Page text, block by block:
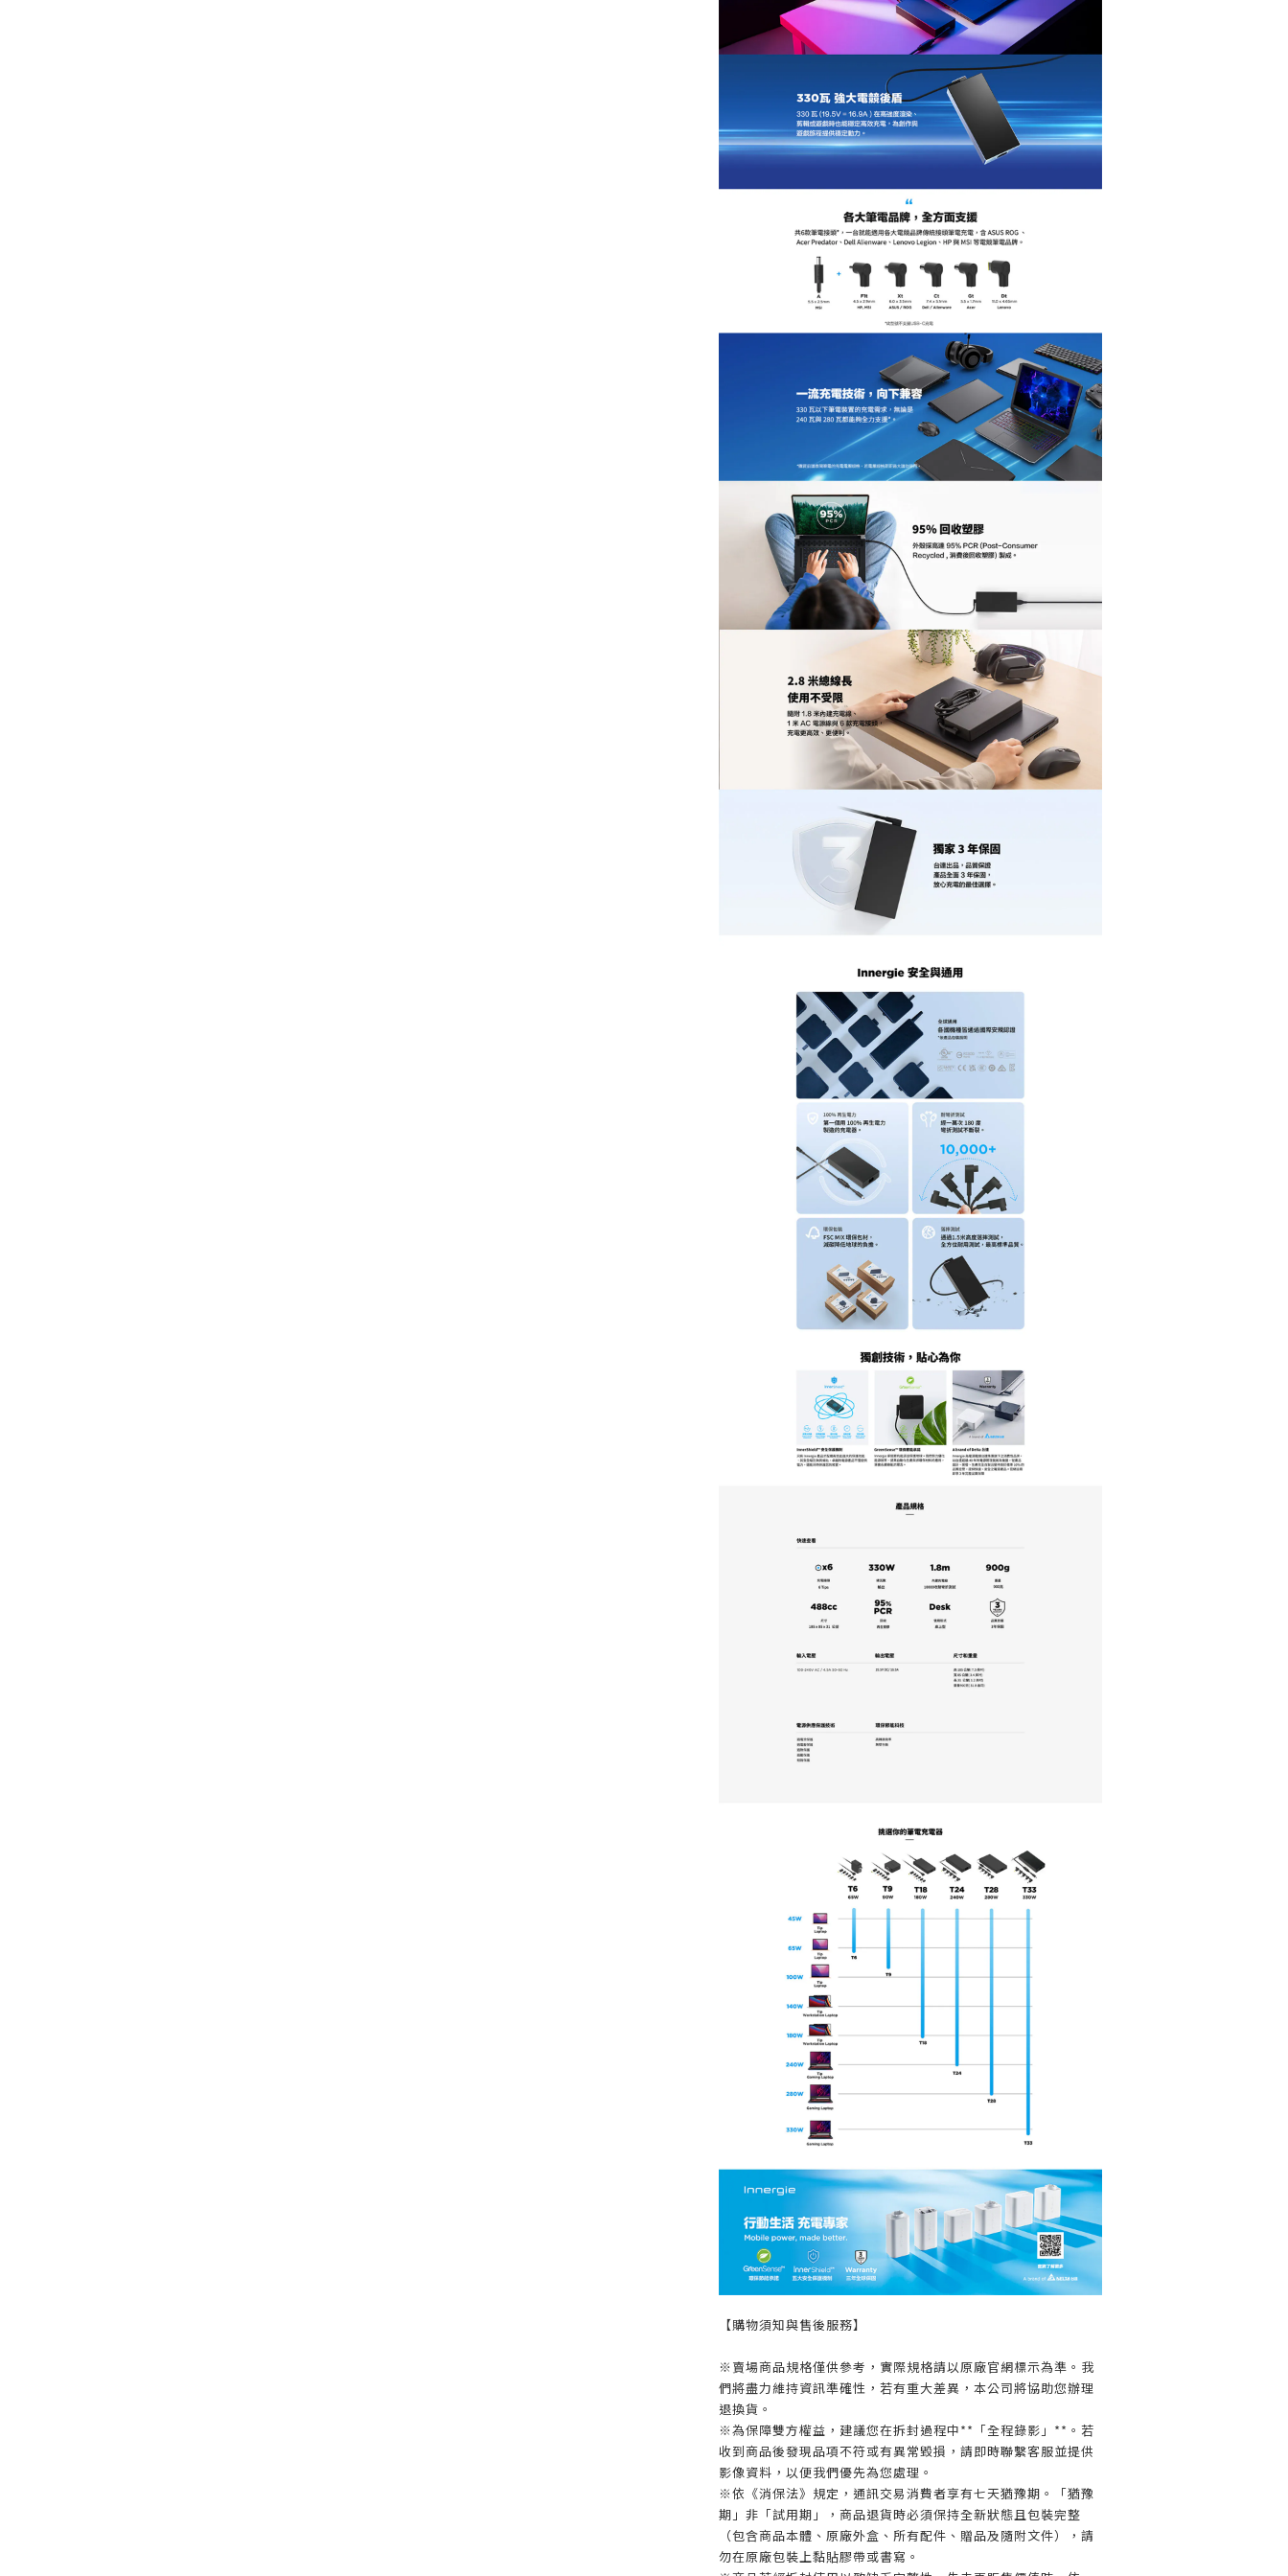
【購物須知與售後服務】
※賣場商品規格僅供參考，實際規格請以原廠官網標示為準。我
們將盡力維持資訊準確性，若有重大差異，本公司將協助您辦理
退換貨。
※為保障雙方權益，建議您在拆封過程中**「全程錄影」**。若
收到商品後發現品項不符或有異常毀損，請即時聯繫客服並提供
影像資料，以便我們優先為您處理。
※依《消保法》規定，通訊交易消費者享有七天猶豫期。「猶豫
期」非「試用期」，商品退貨時必須保持全新狀態且包裝完整
（包含商品本體、原廠外盒、所有配件、贈品及隨附文件），請
勿在原廠包裝上黏貼膠帶或書寫。